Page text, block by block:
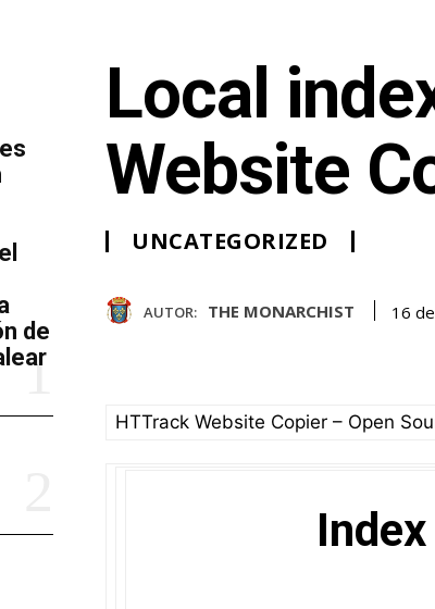
de
Local
Website
UNCATEGORIZED
AUTOR: THE MONARCHIST 16
HTTrack Website Copier – Open